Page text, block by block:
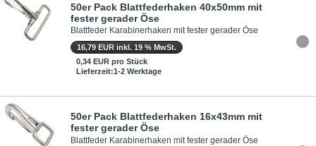
50er Pack Blattfederhaken 40x50mm mit
fester gerader Öse
Blattfeder Karabinerhaken mit fester gerader Öse
16,79 EUR inkl. 19 % MwSt.
0,34 EUR pro Stück
Lieferzeit:1-2 Werktage
50er Pack Blattfederhaken 16x43mm mit
fester gerader Öse
Blattfeder Karabinerhaken mit fester gerader Öse